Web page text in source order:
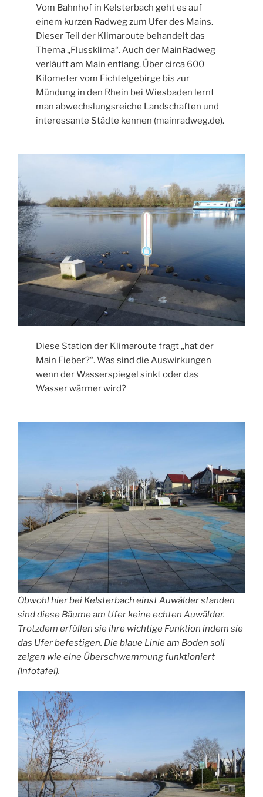
Vom Bahnhof in Kelsterbach geht es auf
einem kurzen Radweg zum Ufer des Mains.
Dieser Teil der Klimaroute behandelt das
Thema „Flussklima“. Auch der MainRadweg
verläuft am Main entlang. Über circa 600
Kilometer vom Fichtelgebirge bis zur
Mündung in den Rhein bei Wiesbaden lernt
man abwechslungsreiche Landschaften und
interessante Städte kennen (mainradweg.de).
Diese Station der Klimaroute fragt „hat der
Main Fieber?“. Was sind die Auswirkungen
wenn der Wasserspiegel sinkt oder das
Wasser wärmer wird?
Obwohl hier bei Kelsterbach einst Auwälder standen
sind diese Bäume am Ufer keine echten Auwälder.
Trotzdem erfüllen sie ihre wichtige Funktion indem sie
das Ufer befestigen. Die blaue Linie am Boden soll
zeigen wie eine Überschwemmung funktioniert
(Infotafel).